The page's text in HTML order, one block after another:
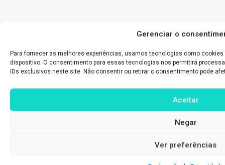
Gerenciar o
Para fornecer as melhores experiências, usamos tecnologias como
dispositivo. O consentimento para essas tecnologias nos permitirá
IDs exclusivos neste site. Não consentir ou retirar o consentimento pode
Aceitar
Negar
Ver preferências